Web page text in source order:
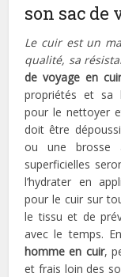
son sac de
Le cuir est un
qualité, sa
de voyage en cuir
propriétés et sa
pour le nettoyer
doit être
ou une brosse
superficielles
l’hydrater en
pour le cuir sur
le tissu et de
avec le temps.
homme en cuir,
et frais loin des